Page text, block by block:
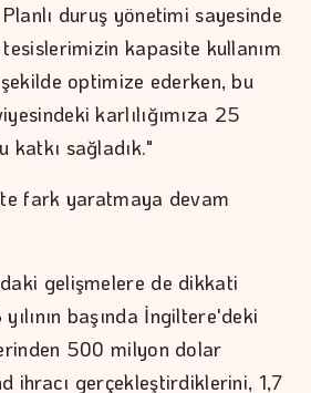
duruş yönetimi sayesinde
kapasite kullanım
optimize ederken, bu
karlılığımıza 25
katkı sağladık."
fark yaratmaya devam
gelişmelere de dikkati
başında İngiltere'deki
500 milyon dolar
ihracı gerçekleştirdiklerini, 1,7